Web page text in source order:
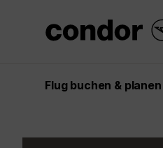
Flug buchen & planen